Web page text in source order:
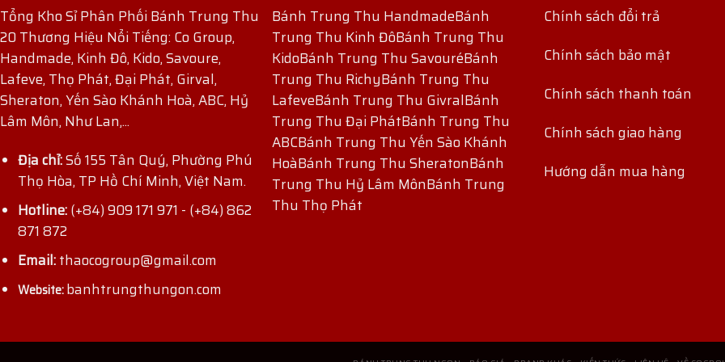
Tổng Kho Sỉ Phân Phối Bánh Trung Thu
20 Thương Hiệu Nổi Tiếng: Co Group,
Handmade, Kinh Đô, Kido, Savoure,
Lafeve, Thọ Phát, Đại Phát, Girval,
Sheraton, Yến Sào Khánh Hoà, ABC, Hỷ
Lâm Môn, Như Lan,...
Địa chỉ:Số 155 Tân Quý, Phường Phú
Thọ Hòa, TP Hồ Chí Minh, Việt Nam.
Hotline:(+84) 909 171 971 - (+84) 862
871 872
Email:thaocogroup@gmail.com
Website:banhtrungthungon.com
Bánh Trung Thu HandmadeBánh
Trung Thu Kinh ĐôBánh Trung Thu
KidoBánh Trung Thu SavouréBánh
Trung Thu RichyBánh Trung Thu
LafeveBánh Trung Thu GivralBánh
Trung Thu Đại PhátBánh Trung Thu
ABCBánh Trung Thu Yến Sào Khánh
HoàBánh Trung Thu SheratonBánh
Trung Thu Hỷ Lâm MônBánh Trung
Thu Thọ Phát
Chính sách đổi trả
Chính sách bảo mật
Chính sách thanh toán
Chính sách giao hàng
Hướng dẫn mua hàng
ĐĂNG KÝ NHẬN ƯU ĐÃI